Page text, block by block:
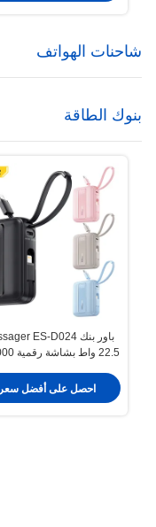
شاحنات الهواتف
بنوك الطاقة
كابل مدمج
احصل على أفضل سعر